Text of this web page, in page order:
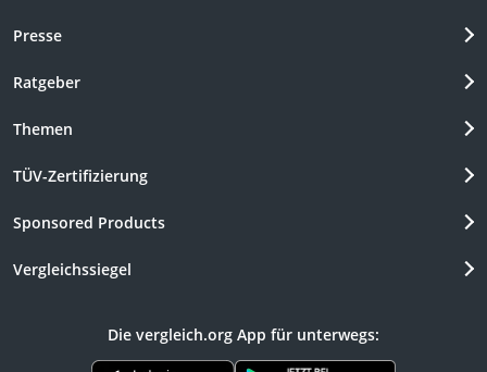
Presse
Ratgeber
Themen
TÜV-Zertifizierung
Sponsored Products
Vergleichssiegel
Die vergleich.org App für unterwegs: